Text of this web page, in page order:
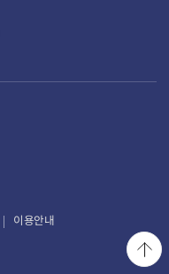
이용안내